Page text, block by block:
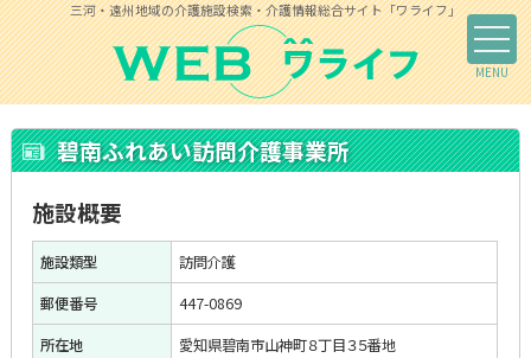
三河・遠州地域の介護施設検索・介護情報総合サイト「ワライフ」
碧南ふれあい訪問介護事業所
施設概要
施設類型
訪問介護
郵便番号
447-0869
所在地
愛知県碧南市山神町８丁目３５番地